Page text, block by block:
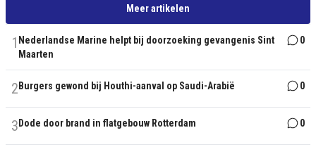
Meer artikelen
1 Nederlandse Marine helpt bij doorzoeking gevangenis Sint
Maarten
0
2 Burgers gewond bij Houthi-aanval op Saudi-Arabië 0
3 Dode door brand in flatgebouw Rotterdam 0